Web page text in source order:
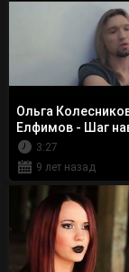
Ольга
Елфимов - Шаг
3:27
9 лет назад